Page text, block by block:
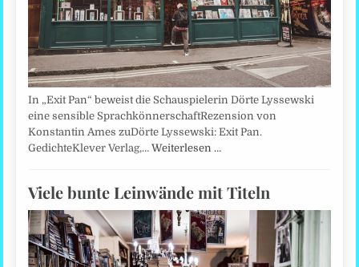
In „Exit Pan“ beweist die Schauspielerin Dörte Lyssewski
eine sensible SprachkönnerschaftRezension von
Konstantin Ames zuDörte Lyssewski: Exit Pan.
GedichteKlever Verlag,…Weiterlesen …
Viele bunte Leinwände mit Titeln